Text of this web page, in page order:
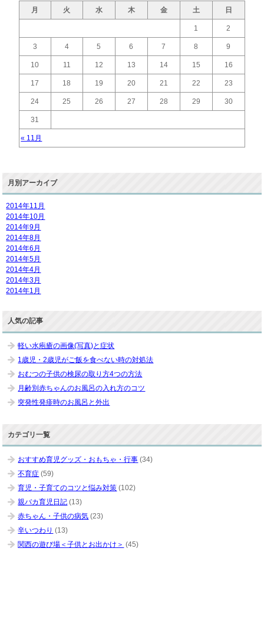
月 火 水 木 金 土 日
« 11月
1 2
3 4 5 6 7 8 9
10 11 12 13 14 15 16
17 18 19 20 21 22 23
24 25 26 27 28 29 30
31
月別アーカイブ
2014年11月
2014年10月
2014年9月
2014年8月
2014年6月
2014年5月
2014年4月
2014年3月
2014年1月
人気の記事
軽い水疱瘡の画像(写真)と症状
1歳児・2歳児がご飯を食べない時の対処法
おむつの子供の検尿の取り方4つの方法
月齢別赤ちゃんのお風呂の入れ方のコツ
突発性発疹時のお風呂と外出
カテゴリ一覧
おすすめ育児グッズ・おもちゃ・行事 (34)
不育症 (59)
育児・子育てのコツと悩み対策 (102)
親バカ育児日記 (13)
赤ちゃん・子供の病気 (23)
辛いつわり (13)
関西の遊び場＜子供とお出かけ＞ (45)